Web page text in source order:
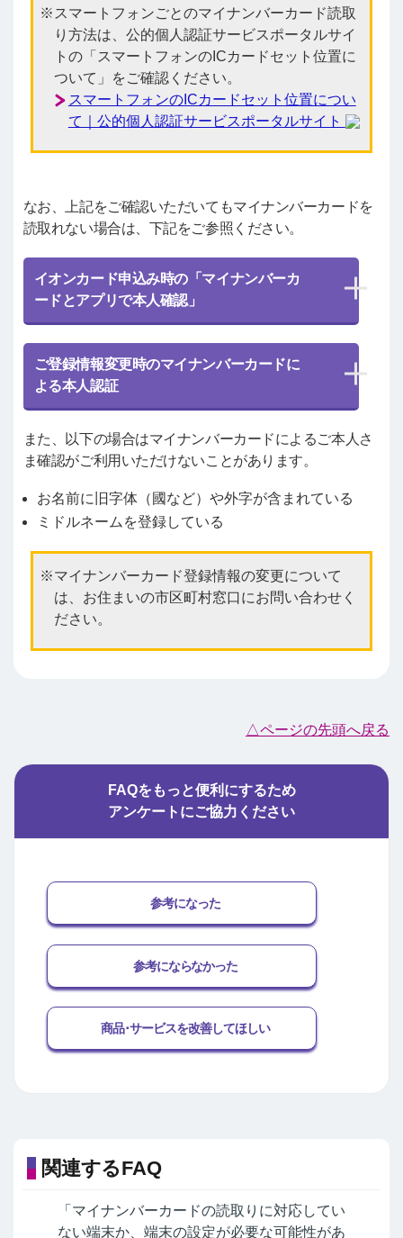
スマートフォンごとのマイナンバーカード読取
り方法は、公的個人認証サービスポータルサイ
トの「スマートフォンのICカードセット位置に
ついて」をご確認ください。
スマートフォンのICカードセット位置につい
て｜公的個人認証サービスポータルサイト
なお、上記をご確認いただいてもマイナンバーカードを
読取れない場合は、下記をご参照ください。
イオンカード申込み時の「マイナンバーカ
ードとアプリで本人確認」
ご登録情報変更時のマイナンバーカードに
よる本人認証
また、以下の場合はマイナンバーカードによるご本人さ
ま確認がご利用いただけないことがあります。
お名前に旧字体（國など）や外字が含まれている
ミドルネームを登録している
マイナンバーカード登録情報の変更について
は、お住まいの市区町村窓口にお問い合わせく
ださい。
△ページの先頭へ戻る
FAQをもっと便利にするため
アンケートにご協力ください
参考になった
参考にならなかった
商品･サービスを改善してほしい
関連するFAQ
「マイナンバーカードの読取りに対応してい
ない端末か、端末の設定が必要な可能性があ